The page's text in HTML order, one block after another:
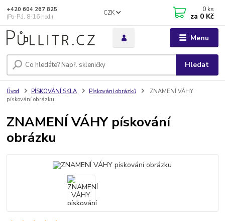
Menu
CZK
Hledat
+420 604 267 825
(Po-Pá, 8-16 hod.)
0 ks
za 0 Kč
Úvod PÍSKOVÁNÍ SKLA Pískování obrázků
ZNAMENÍ VÁHY
pískování obrázku
ZNAMENÍ VÁHY pískování
obrázku